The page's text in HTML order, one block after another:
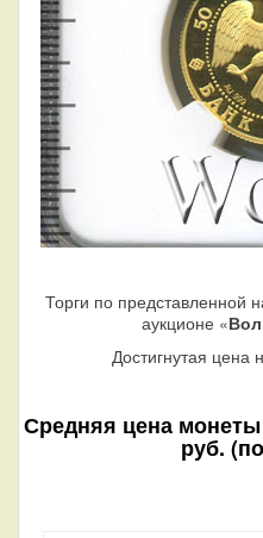
Торги по представленной
аукционе «
Достигнутая цена
Средняя цена монеты
руб.